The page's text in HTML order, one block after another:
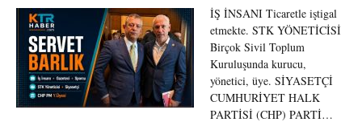
İŞ İNSANI Ticaretle iştigal
etmekte. STK YÖNETİCİSİ
Birçok Sivil Toplum
Kuruluşunda kurucu,
yönetici, üye. SİYASETÇİ
CUMHURİYET HALK
PARTİSİ (CHP) PARTİ…